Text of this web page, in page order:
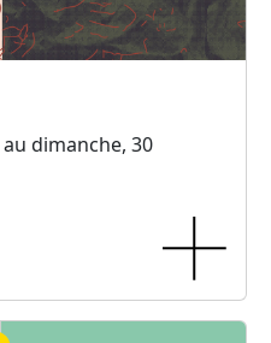
dimanche, 30